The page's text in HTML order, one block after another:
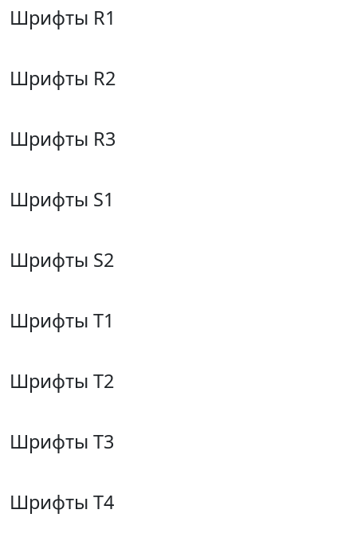
Шрифты R1
Шрифты R2
Шрифты R3
Шрифты S1
Шрифты S2
Шрифты T1
Шрифты T2
Шрифты T3
Шрифты T4